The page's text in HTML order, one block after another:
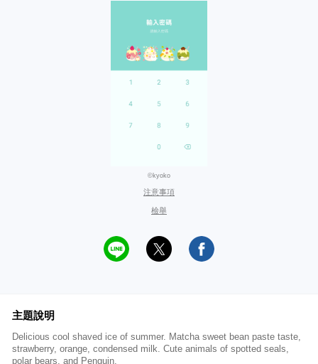
©kyoko
注意事項
檢舉
主題說明
Delicious cool shaved ice of summer. Matcha sweet bean paste taste,
strawberry, orange, condensed milk. Cute animals of spotted seals,
polar bears, and Penguin.